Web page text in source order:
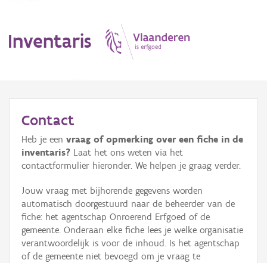
Inventaris
Erfgoedobject
Aanduidingsobject
Waarneming
Thema
Gebeurtenis
Contact
Heb je een vraag of opmerking over een fiche in de
inventaris? Laat het ons weten via het
contactformulier hieronder. We helpen je graag verder.
Jouw vraag met bijhorende gegevens worden
automatisch doorgestuurd naar de beheerder van de
fiche: het agentschap Onroerend Erfgoed of de
gemeente. Onderaan elke fiche lees je welke organisatie
verantwoordelijk is voor de inhoud. Is het agentschap
of de gemeente niet bevoegd om je vraag te